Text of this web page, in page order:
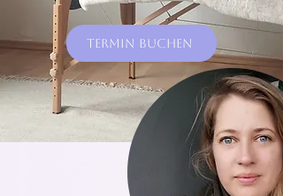
Termin buchen